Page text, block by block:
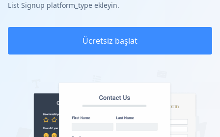
List Signup platform_type ekleyin.
Ücretsiz başlat